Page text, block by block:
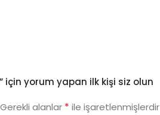
için yorum yapan ilk kişi siz olun
Gerekli alanlar * ile işaretlenmişlerdir